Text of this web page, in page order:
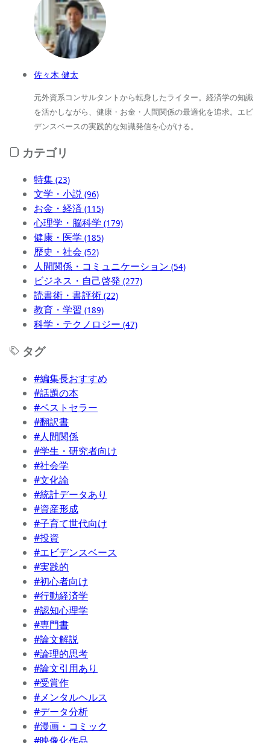
佐々木 健太
元外資系コンサルタントから転身したライター。経済学の知識
を活かしながら、健康・お金・人間関係の最適化を追求。エビ
デンスベースの実践的な知識発信を心がける。
カテゴリ
特集 (23)
文学・小説 (96)
お金・経済 (115)
心理学・脳科学 (179)
健康・医学 (185)
歴史・社会 (52)
人間関係・コミュニケーション (54)
ビジネス・自己啓発 (277)
読書術・書評術 (22)
教育・学習 (189)
科学・テクノロジー (47)
タグ
#編集長おすすめ
#話題の本
#ベストセラー
#翻訳書
#人間関係
#学生・研究者向け
#社会学
#文化論
#統計データあり
#資産形成
#子育て世代向け
#投資
#エビデンスベース
#実践的
#初心者向け
#行動経済学
#認知心理学
#専門書
#論文解説
#論理的思考
#論文引用あり
#受賞作
#メンタルヘルス
#データ分析
#漫画・コミック